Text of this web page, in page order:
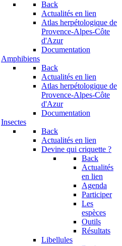
Back
Actualités en lien
Atlas herpétologique de
Provence-Alpes-Côte
d'Azur
Documentation
Amphibiens
Back
Actualités en lien
Atlas herpétologique de
Provence-Alpes-Côte
d'Azur
Documentation
Insectes
Back
Actualités en lien
Devine qui criquette ?
Back
Actualités
en lien
Agenda
Participer
Les
espèces
Outils
Résultats
Libellules